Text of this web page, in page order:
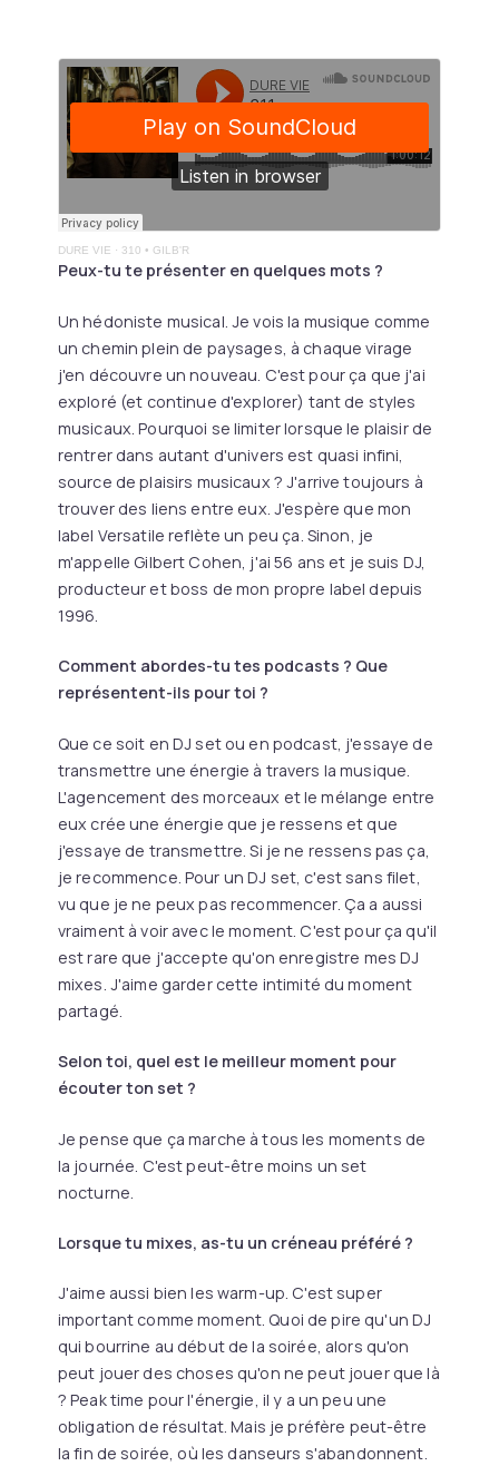
DURE VIE · 310 • GILB'R
Peux-tu te présenter en quelques mots ?
Un hédoniste musical. Je vois la musique comme
un chemin plein de paysages, à chaque virage
j'en découvre un nouveau. C'est pour ça que j'ai
exploré (et continue d'explorer) tant de styles
musicaux. Pourquoi se limiter lorsque le plaisir de
rentrer dans autant d'univers est quasi infini,
source de plaisirs musicaux ? J'arrive toujours à
trouver des liens entre eux. J'espère que mon
label Versatile reflète un peu ça. Sinon, je
m'appelle Gilbert Cohen, j'ai 56 ans et je suis DJ,
producteur et boss de mon propre label depuis
1996.
Comment abordes-tu tes podcasts ? Que
représentent-ils pour toi ?
Que ce soit en DJ set ou en podcast, j'essaye de
transmettre une énergie à travers la musique.
L'agencement des morceaux et le mélange entre
eux crée une énergie que je ressens et que
j'essaye de transmettre. Si je ne ressens pas ça,
je recommence. Pour un DJ set, c'est sans filet,
vu que je ne peux pas recommencer. Ça a aussi
vraiment à voir avec le moment. C'est pour ça qu'il
est rare que j'accepte qu'on enregistre mes DJ
mixes. J'aime garder cette intimité du moment
partagé.
Selon toi, quel est le meilleur moment pour
écouter ton set ?
Je pense que ça marche à tous les moments de
la journée. C'est peut-être moins un set
nocturne.
Lorsque tu mixes, as-tu un créneau préféré ?
J'aime aussi bien les warm-up. C'est super
important comme moment. Quoi de pire qu'un DJ
qui bourrine au début de la soirée, alors qu'on
peut jouer des choses qu'on ne peut jouer que là
? Peak time pour l'énergie, il y a un peu une
obligation de résultat. Mais je préfère peut-être
la fin de soirée, où les danseurs s'abandonnent.